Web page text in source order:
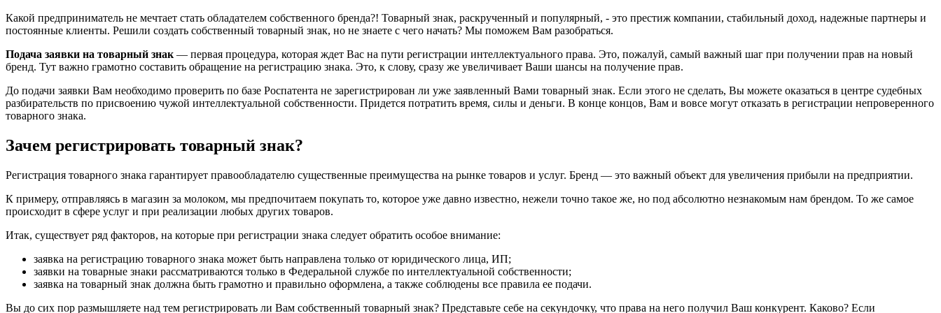
Какой предприниматель не мечтает стать обладателем собственного бренда?! Товарный знак, раскрученный и популярный, - это престиж компании, стабильный доход, надежные партнеры и
постоянные клиенты. Решили создать собственный товарный знак, но не знаете с чего начать? Мы поможем Вам разобраться.
Подача заявки на товарный знак — первая процедура, которая ждет Вас на пути регистрации интеллектуального права. Это, пожалуй, самый важный шаг при получении прав на новый
бренд. Тут важно грамотно составить обращение на регистрацию знака. Это, к слову, сразу же увеличивает Ваши шансы на получение прав.
До подачи заявки Вам необходимо проверить по базе Роспатента не зарегистрирован ли уже заявленный Вами товарный знак. Если этого не сделать, Вы можете оказаться в центре судебных
разбирательств по присвоению чужой интеллектуальной собственности. Придется потратить время, силы и деньги. В конце концов, Вам и вовсе могут отказать в регистрации непроверенного
товарного знака.
Зачем регистрировать товарный знак?
Регистрация товарного знака гарантирует правообладателю существенные преимущества на рынке товаров и услуг. Бренд — это важный объект для увеличения прибыли на предприятии.
К примеру, отправляясь в магазин за молоком, мы предпочитаем покупать то, которое уже давно известно, нежели точно такое же, но под абсолютно незнакомым нам брендом. То же самое
происходит в сфере услуг и при реализации любых других товаров.
Итак, существует ряд факторов, на которые при регистрации знака следует обратить особое внимание:
заявка на регистрацию товарного знака может быть направлена только от юридического лица, ИП;
заявки на товарные знаки рассматриваются только в Федеральной службе по интеллектуальной собственности;
заявка на товарный знак должна быть грамотно и правильно оформлена, а также соблюдены все правила ее подачи.
Вы до сих пор размышляете над тем регистрировать ли Вам собственный товарный знак? Представьте себе на секундочку, что права на него получил Ваш конкурент. Каково? Если